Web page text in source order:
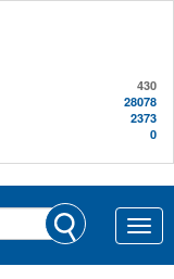
430
28078
2373
0
Toggle